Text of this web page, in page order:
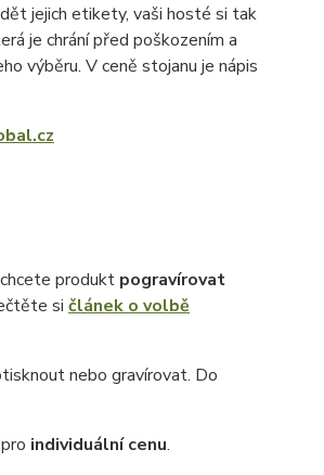
jejich etikety, vaši hosté si tak
je chrání před poškozením a
výběru. V ceně stojanu je nápis
produkt pogravírovat
si článek o volbě
nebo gravírovat. Do
pro individuální cenu.